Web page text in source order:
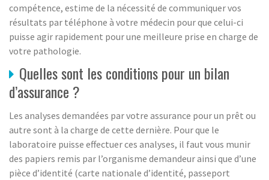
compétence, estime de la nécessité de communiquer vos
résultats par téléphone à votre médecin pour que celui-ci
puisse agir rapidement pour une meilleure prise en charge de
votre pathologie.
Quelles sont les conditions pour un bilan
d’assurance ?
Les analyses demandées par votre assurance pour un prêt ou
autre sont à la charge de cette dernière. Pour que le
laboratoire puisse effectuer ces analyses, il faut vous munir
des papiers remis par l’organisme demandeur ainsi que d’une
pièce d’identité (carte nationale d’identité, passeport